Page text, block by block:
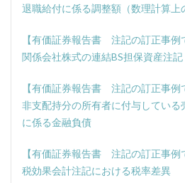
退職給付に係る調整額（数理計算上
【有価証券報告書 注記の訂正事例
関係会社株式の連結BS担保資産注記
【有価証券報告書 注記の訂正事例
非支配持分の所有者に付与している
に係る金融負債
【有価証券報告書 注記の訂正事例
税効果会計注記における税率差異